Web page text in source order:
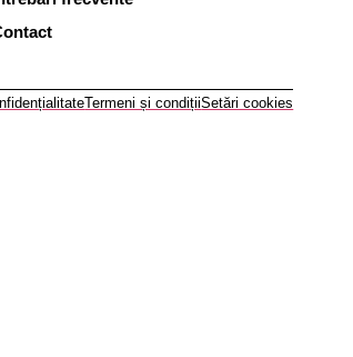
Termeni și condițiiSetări cookies